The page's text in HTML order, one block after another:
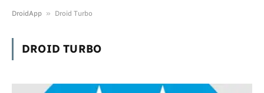
DroidApp » Droid Turbo
DROID TURBO